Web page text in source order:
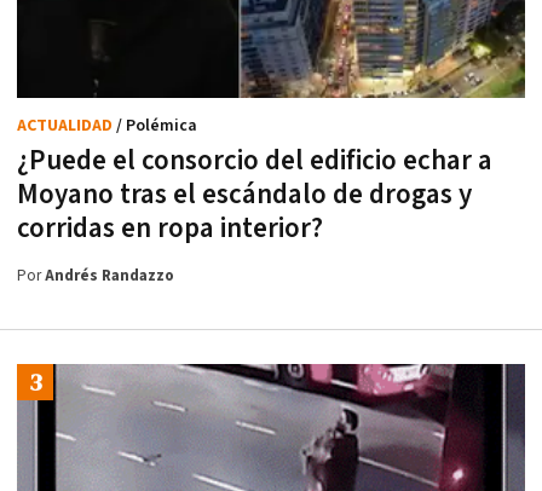
¿Puede el consorcio del edificio echar a
Moyano tras el escándalo de drogas y
corridas en ropa interior?
ACTUALIDAD / Polémica
PorAndrés Randazzo